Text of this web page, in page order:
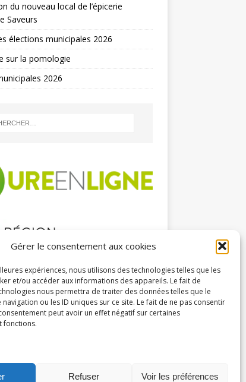
Gérer le consentement aux cookies
expériences, nous utilisons des technologies telles que les
et/ou accéder aux informations des appareils. Le fait de
nous permettra de traiter des données telles que le
ou les ID uniques sur ce site. Le fait de ne pas consentir
peut avoir un effet négatif sur certaines
fonctions.
Refuser Voir les préférences
du nouveau local de l’épicerie
Saveurs
élections municipales 2026
sur la pomologie
2026